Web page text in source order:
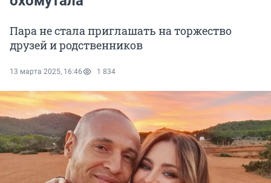
Пара не стала приглашать на торжество
друзей и родственников
13 марта 2025, 16:46 1 834